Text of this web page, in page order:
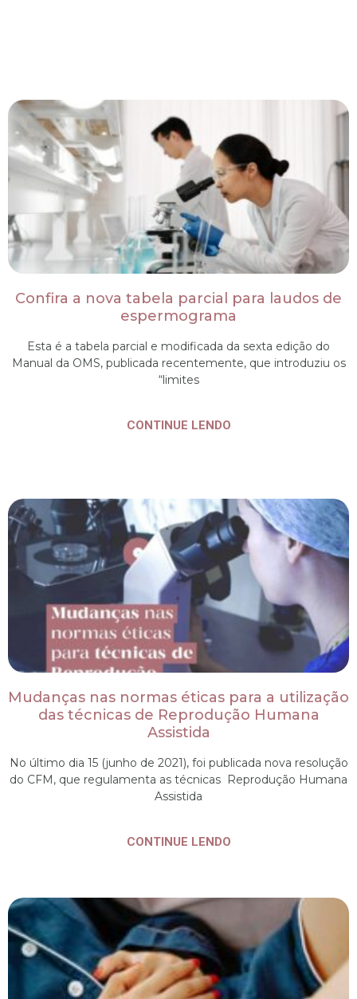
Confira a nova tabela parcial para laudos de
espermograma
Esta é a tabela parcial e modificada da sexta edição do
Manual da OMS, publicada recentemente, que introduziu os
“limites
CONTINUE LENDO
Mudanças nas normas éticas para a utilização
das técnicas de Reprodução Humana
Assistida
No último dia 15 (junho de 2021), foi publicada nova resolução
do CFM, que regulamenta as técnicas Reprodução Humana
Assistida
CONTINUE LENDO